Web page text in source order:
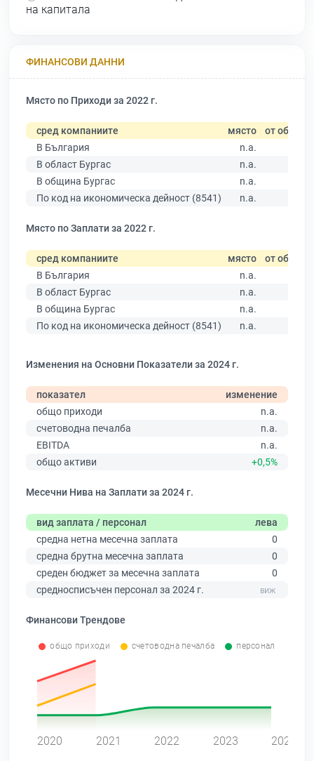
на капитала
ФИНАНСОВИ ДАННИ
Място по Приходи за 2022 г.
сред компаниите място от общо
В България
n.a.
В област Бургас
n.a.
В община Бургас
n.a.
По код на икономическа дейност (8541)
n.a.
Място по Заплати за 2022 г.
сред компаниите място от общо
В България
n.a.
В област Бургас
n.a.
В община Бургас
n.a.
По код на икономическа дейност (8541)
n.a.
Изменения на Основни Показатели за 2024 г.
показател
изменение
общо приходи
n.a.
счетоводна печалба
n.a.
EBITDA
n.a.
общо активи
+0,5%
Месечни Нива на Заплати за 2024 г.
вид заплата / персонал
лева
средна нетна месечна заплата
0
средна брутна месечна заплата
0
среден бюджет за месечна заплата
0
средносписъчен персонал за 2024 г.
Финансови Трендове
общо приходи счетоводна печалба персонал
2020 2021 2022 2023 2024